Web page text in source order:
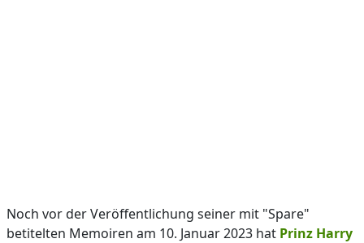
Noch vor der Veröffentlichung seiner mit "Spare"
betitelten Memoiren am 10. Januar 2023 hat Prinz Harry